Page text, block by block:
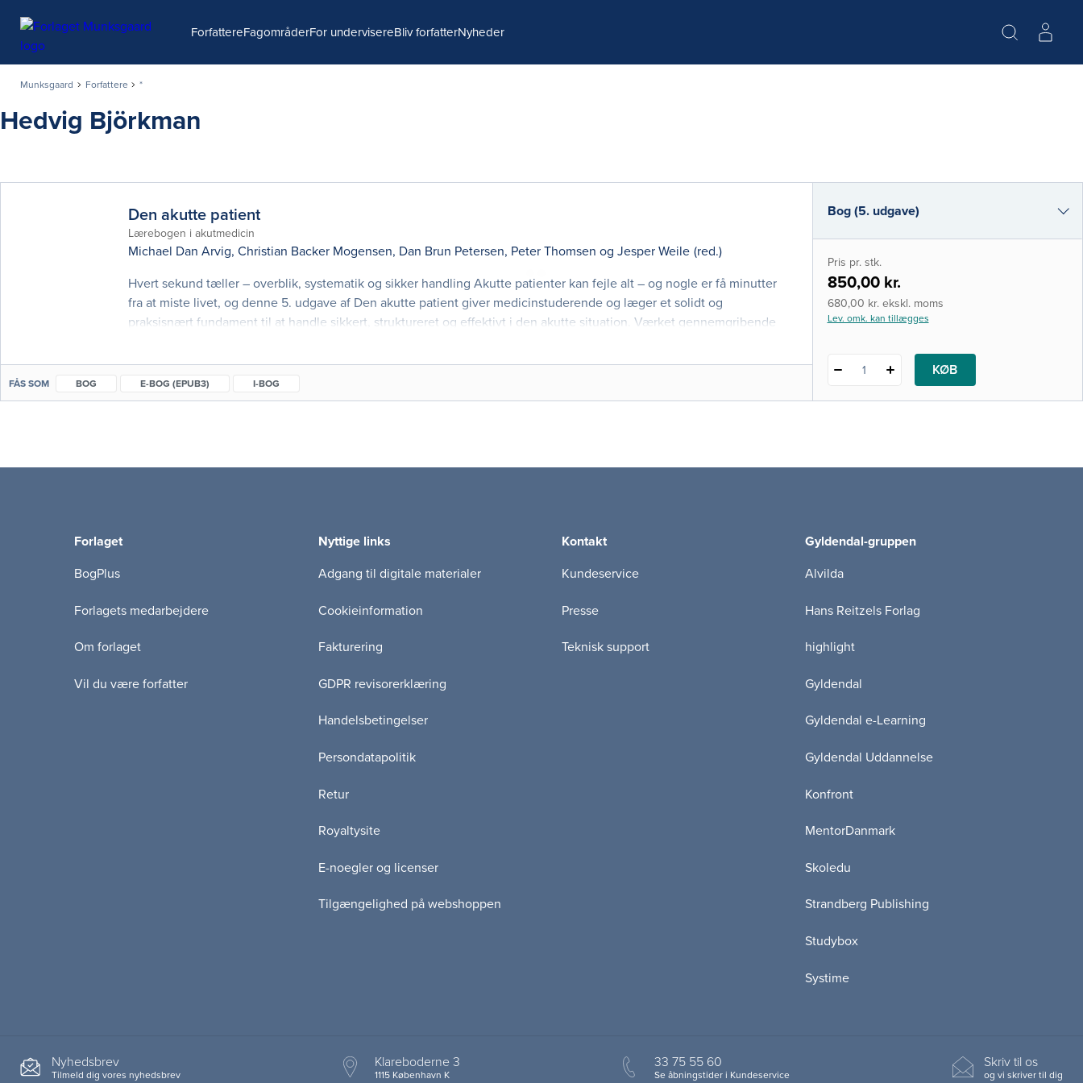
ForfattereFagområderFor undervisereBliv forfatterNyheder
Munksgaard Forfattere *
Hedvig Björkman
Den akutte patient
Lærebogen i akutmedicin
Michael Dan Arvig, Christian Backer Mogensen, Dan Brun Petersen, Peter Thomsen og Jesper Weile (red.)
Hvert sekund tæller – overblik, systematik og sikker handling Akutte patienter kan fejle alt – og nogle er få minutter
fra at miste livet, og denne 5. udgave af Den akutte patient giver medicinstuderende og læger et solidt og
praksisnært fundament til at handle sikkert, struktureret og effektivt i den akutte situation. Værket gennemgribende
FÅS SOM BOG E-BOG (EPUB3) I-BOG
Bog (5. udgave)
Bog (4. udgave)
e-bog (epub3)
i-bog
Pris pr. stk.
850,00 kr.
680,00 kr. ekskl. moms
Lev. omk. kan tillægges
1 KØB
Forlaget
BogPlus
Forlagets medarbejdere
Om forlaget
Vil du være forfatter
Nyttige links
Adgang til digitale materialer
Cookieinformation
Fakturering
GDPR revisorerklæring
Handelsbetingelser
Persondatapolitik
Retur
Royaltysite
E-noegler og licenser
Tilgængelighed på webshoppen
Kontakt
Kundeservice
Presse
Teknisk support
Gyldendal-gruppen
Alvilda
Hans Reitzels Forlag
highlight
Gyldendal
Gyldendal e-Learning
Gyldendal Uddannelse
Konfront
MentorDanmark
Skoledu
Strandberg Publishing
Studybox
Systime
Nyhedsbrev
Tilmeld dig vores nyhedsbrev
Klareboderne 3
1115 København K
33 75 55 60
Se åbningstider i Kundeservice
Skriv til os
og vi skriver til dig